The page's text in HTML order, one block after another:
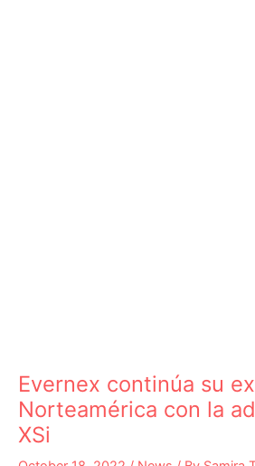
Evernex continúa su
Norteamérica con la
XSi